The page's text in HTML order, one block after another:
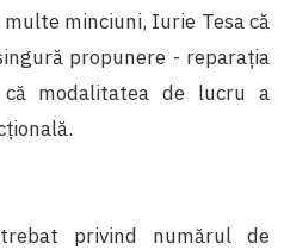
minciuni, Iurie Tesa că
propunere - reparația
modalitatea de lucru a
privind numărul de